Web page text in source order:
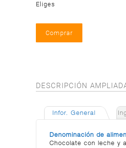
Eliges
DESCRIPCIÓN
Infor. General
Denominación de
Chocolate con leche y